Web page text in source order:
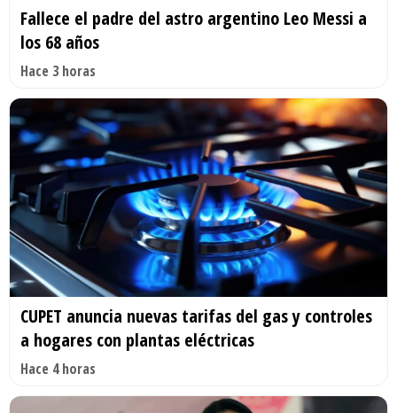
Fallece el padre del astro argentino Leo Messi a
los 68 años
Hace 3 horas
CUPET anuncia nuevas tarifas del gas y controles
a hogares con plantas eléctricas
Hace 4 horas